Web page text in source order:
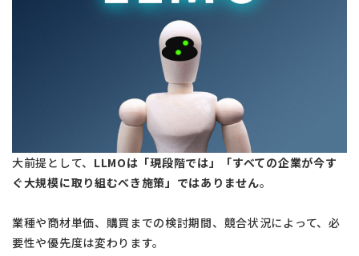
大前提として、 LLMOは「現段階では」「すべての企業が今す
ぐ大規模に取り組むべき施策」ではありません。
業種や商材単価、購買までの検討期間、競合状況によって、必
要性や優先度は変わります。